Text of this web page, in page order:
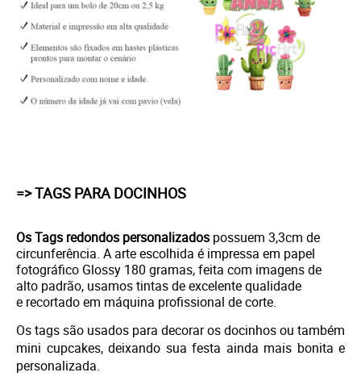
=> TAGS PARA DOCINHOS
Os Tags redondos personalizados possuem 3,3cm de
circunferência. A arte escolhida é impressa em papel
fotográfico Glossy 180 gramas, feita com imagens de
alto padrão, usamos tintas de excelente qualidade
e recortado em máquina profissional de corte.
Os tags são usados para decorar os docinhos ou também
mini cupcakes, deixando sua festa ainda mais bonita e
personalizada.